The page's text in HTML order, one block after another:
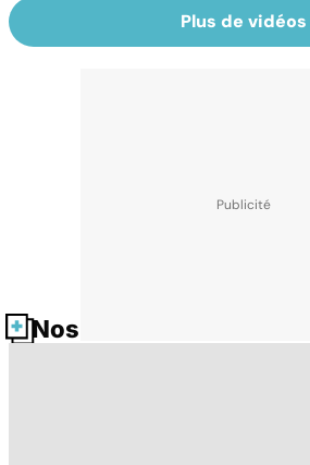
Plus de vidéos
Nos fiches santé